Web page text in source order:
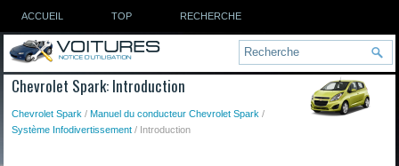
ACCUEIL TOP RECHERCHE
Chevrolet Spark: Introduction
Chevrolet Spark /Manuel du conducteur Chevrolet Spark /
Système Infodivertissement / Introduction